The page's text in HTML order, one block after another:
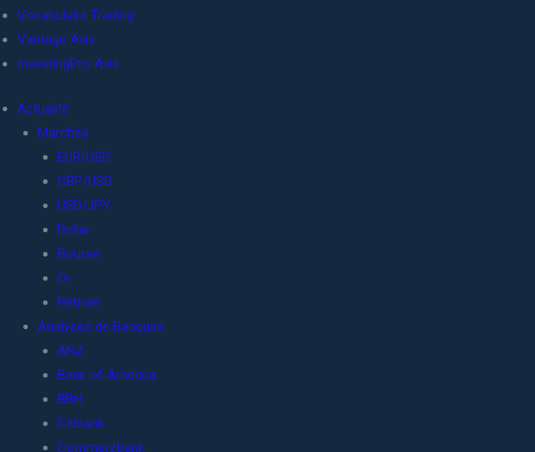
Vocabulaire Trading
Vantage Avis
InvestingPro Avis
Actualité
Marchés
EUR/USD
GBP/USD
USD/JPY
Dollar
Bourse
Or
Pétrole
Analyses de Banques
ANZ
Bank of America
BBH
Citibank
Commerzbank